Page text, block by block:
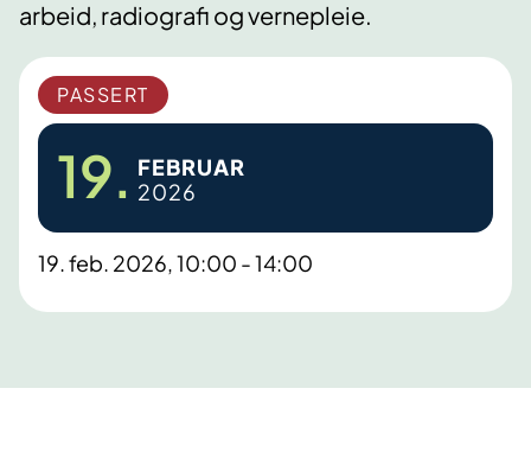
arbeid, radiografi og vernepleie.
PASSERT
19. FEBRUAR
2026
19. feb. 2026, 10:00 - 14:00